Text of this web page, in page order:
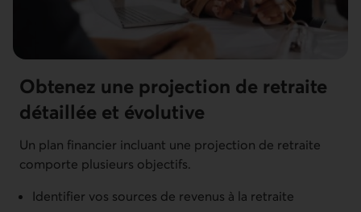
Obtenez une projection de retraite
détaillée et évolutive
Un plan financier incluant une projection de retraite
comporte plusieurs objectifs.
Identifier vos sources de revenus à la retraite